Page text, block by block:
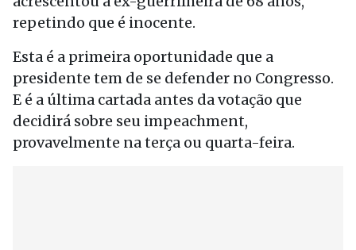
repetindo que é inocente.
Esta é a primeira oportunidade que a
presidente tem de se defender no Congresso.
E é a última cartada antes da votação que
decidirá sobre seu impeachment,
provavelmente na terça ou quarta-feira.